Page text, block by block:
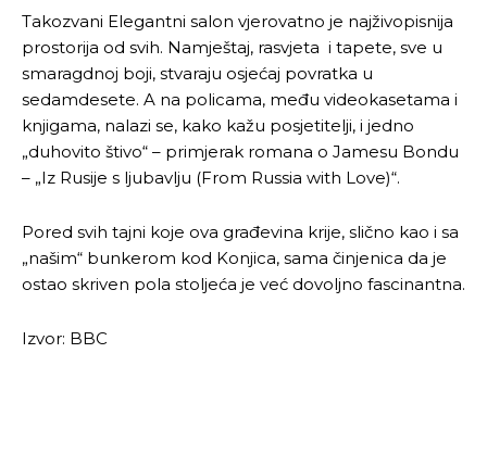
Takozvani Elegantni salon vjerovatno je najživopisnija
prostorija od svih. Namještaj, rasvjeta i tapete, sve u
smaragdnoj boji, stvaraju osjećaj povratka u
sedamdesete. A na policama, među videokasetama i
knjigama, nalazi se, kako kažu posjetitelji, i jedno
„duhovito štivo“ – primjerak romana o Jamesu Bondu
– „Iz Rusije s ljubavlju (From Russia with Love)“.
Pored svih tajni koje ova građevina krije, slično kao i sa
„našim“ bunkerom kod Konjica, sama činjenica da je
ostao skriven pola stoljeća je već dovoljno fascinantna.
Izvor: BBC